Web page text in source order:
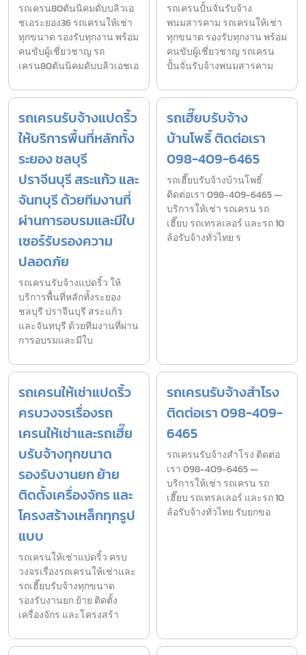
รถเครน80ตันนิคมดับบลิวเอ
ชเอระยอง36 รถเครนให้เช่า
ทุกขนาด รองรับทุกงาน พร้อม
คนขับผู้เชี่ยวชาญ รถ
เครน80ตันนิคมดับบลิวเอชเอ
รถเครนปั้นจั่นรับจ้าง
พนมสารคาม รถเครนให้เช่า
ทุกขนาด รองรับทุกงาน พร้อม
คนขับผู้เชี่ยวชาญ รถเครน
ปั้นจั่นรับจ้างพนมสารคาม
รถเครนรับจ้างแปดริ้ว
ให้บริการพื้นที่หลักทั้ง
ระยอง ชลบุรี
ปราจีนบุรี สระแก้ว และ
จันทบุรี ด้วยทีมงานที่
ผ่านการอบรมและมีใบ
เซอร์รับรองความ
ปลอดภัย
รถเครนรับจ้างแปดริ้ว ให้
บริการพื้นที่หลักทั้งระยอง
ชลบุรี ปราจีนบุรี สระแก้ว
และจันทบุรี ด้วยทีมงานที่ผ่าน
การอบรมและมีใบ
รถเฮี๊ยบรับจ้าง
บ้านโพธิ์ ติดต่อเรา
098-409-6465
รถเฮี๊ยบรับจ้างบ้านโพธิ์
ติดต่อเรา 098-409-6465 —
บริการให้เช่า รถเครน รถ
เฮี๊ยบ รถเทรลเลอร์ และรถ 10
ล้อรับจ้างทั่วไทย ร
รถเครนให้เช่าแปดริ้ว
ครบวงจรเรื่องรถ
เครนให้เช่าและรถเฮี๊ย
บรับจ้างทุกขนาด
รองรับงานยก ย้าย
ติดตั้งเครื่องจักร และ
โครงสร้างเหล็กทุกรูป
แบบ
รถเครนให้เช่าแปดริ้ว ครบ
วงจรเรื่องรถเครนให้เช่าและ
รถเฮี๊ยบรับจ้างทุกขนาด
รองรับงานยก ย้าย ติดตั้ง
เครื่องจักร และโครงสร้า
รถเครนรับจ้างสำโรง
ติดต่อเรา 098-409-
6465
รถเครนรับจ้างสำโรง ติดต่อ
เรา 098-409-6465 —
บริการให้เช่า รถเครน รถ
เฮี๊ยบ รถเทรลเลอร์ และรถ 10
ล้อรับจ้างทั่วไทย รับยกขอ